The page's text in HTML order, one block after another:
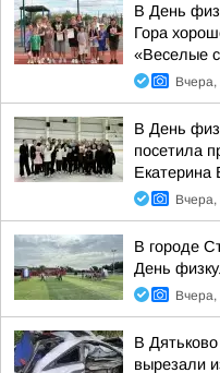
В День
Гора
«Веселые
Вчера,
В День
посетила
Екатерина
Вчера,
В городе
День
Вчера,
В
вырезали